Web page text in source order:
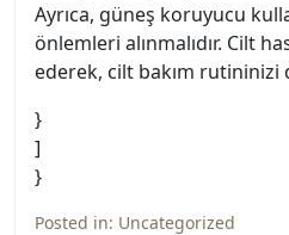
Ayrıca, güneş koruyucu
önlemleri alınmalıdır. Cilt
ederek, cilt bakım rutininizi
}
]
}
Posted in: Uncategorized